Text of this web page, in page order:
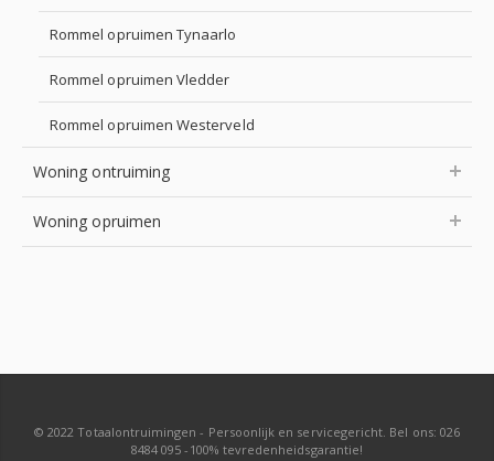
Rommel opruimen Tynaarlo
Rommel opruimen Vledder
Rommel opruimen Westerveld
Woning ontruiming
Woning opruimen
© 2022 Totaalontruimingen - Persoonlijk en servicegericht. Bel ons: 026
8484 095 -100% tevredenheidsgarantie!